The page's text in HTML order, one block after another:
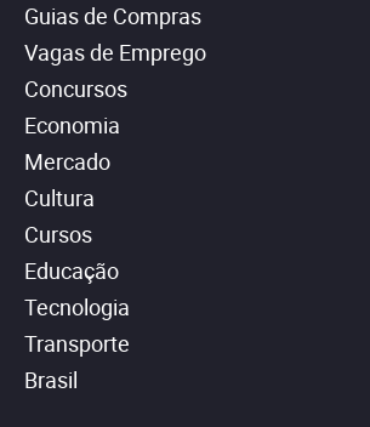
Guias de Compras
Vagas de Emprego
Concursos
Economia
Mercado
Cultura
Cursos
Educação
Tecnologia
Transporte
Brasil